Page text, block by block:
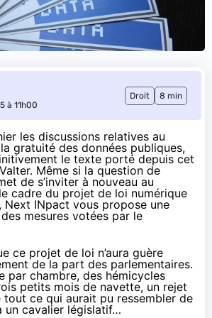
à 11h00
Droit 8 min
les discussions relatives au
gratuité des données publiques,
le texte porté depuis cet
. Même si la question de
de s’inviter à nouveau au
cadre du projet de loi numérique
Next INpact vous propose une
mesures votées par le
ce projet de loi n’aura guère
de la part des parlementaires.
par chambre, des hémicycles
petits mois de navette, un rejet
tout ce qui aurait pu ressembler de
un cavalier législatif…